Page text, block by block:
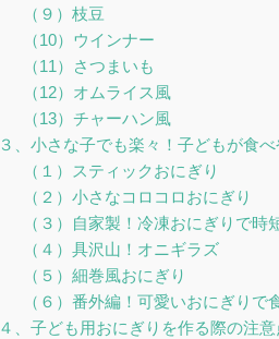
（９）枝豆
（10）ウインナー
（11）さつまいも
（12）オムライス風
（13）チャーハン風
３、小さな子でも楽々！子どもが食
（１）スティックおにぎり
（２）小さなコロコロおにぎり
（３）自家製！冷凍おにぎりで時
（４）具沢山！オニギラズ
（５）細巻風おにぎり
（６）番外編！可愛いおにぎりで
４、子ども用おにぎりを作る際の注意